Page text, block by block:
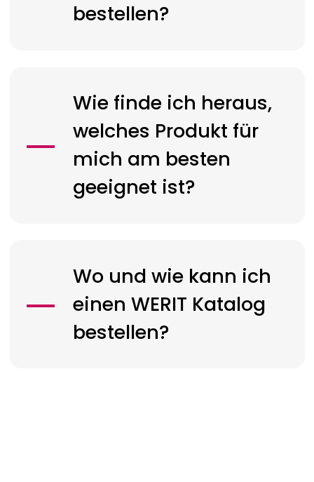
bestellen?
Wie finde ich heraus,
welches Produkt für
mich am besten
geeignet ist?
Wo und wie kann ich
einen WERIT Katalog
bestellen?